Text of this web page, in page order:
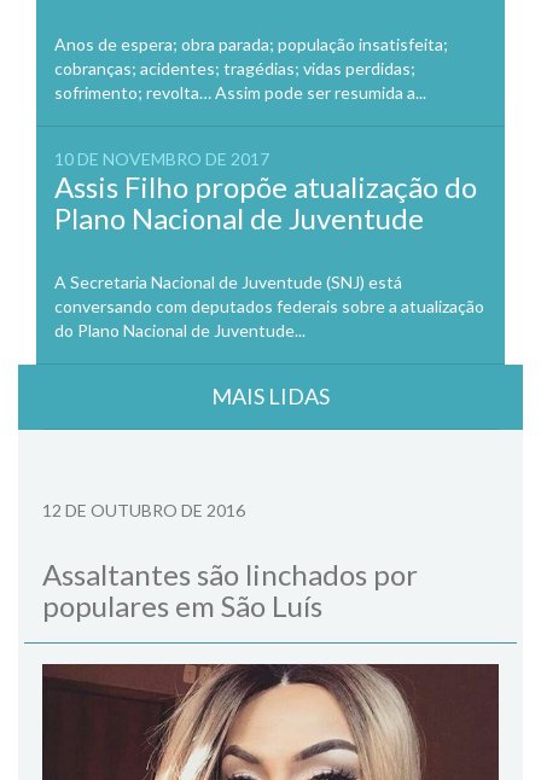
Anos de espera; obra parada; população insatisfeita;
cobranças; acidentes; tragédias; vidas perdidas;
sofrimento; revolta… Assim pode ser resumida a...
10 DE NOVEMBRO DE 2017
Assis Filho propõe atualização do
Plano Nacional de Juventude
A Secretaria Nacional de Juventude (SNJ) está
conversando com deputados federais sobre a atualização
do Plano Nacional de Juventude...
MAIS LIDAS
12 DE OUTUBRO DE 2016
Assaltantes são linchados por
populares em São Luís